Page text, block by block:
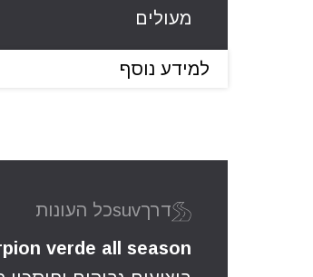
מעולים
למידע נוסף
דרךsuvכל העונות
verde all season